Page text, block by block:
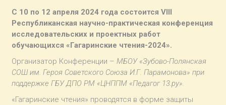
С 10 по 12 апреля 2024 года состоится VIII
Республиканская научно-практическая конференция
исследовательских и проектных работ
обучающихся «Гагаринские чтения-2024».
Организатор Конференции –МБОУ «Зубово-Полянская
СОШ им. Героя Советского Союза И.Г. Парамонова» при
поддержке ГБУ ДПО РМ «ЦНППМ «Педагог 13.ру».
«Гагаринские чтения» проводятся в форме защиты